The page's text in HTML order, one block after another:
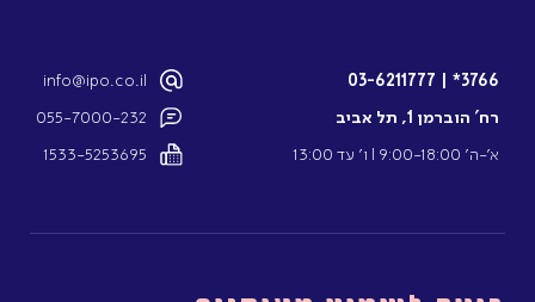
3766*
03-6211777
רח’ הוברמן 1, תל אביב
א’-ה’ 9:00-18:00 l ו’ עד 13:00
info@ipo.co.il
055-7000-232
1533-5253695